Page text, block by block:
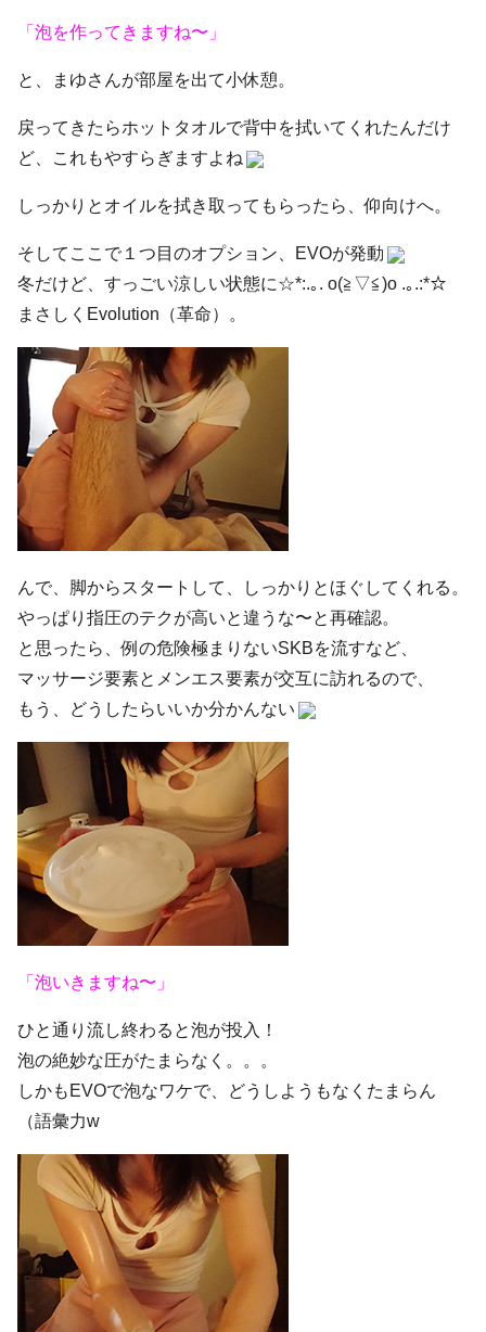
「泡を作ってきますね〜」
と、まゆさんが部屋を出て小休憩。
戻ってきたらホットタオルで背中を拭いてくれたんだけ
ど、これもやすらぎますよね
しっかりとオイルを拭き取ってもらったら、仰向けへ。
そしてここで１つ目のオプション、EVOが発動
冬だけど、すっごい涼しい状態に☆*:.｡. o(≧▽≦)o .｡.:*☆
まさしくEvolution（革命）。
んで、脚からスタートして、しっかりとほぐしてくれる。
やっぱり指圧のテクが高いと違うな〜と再確認。
と思ったら、例の危険極まりないSKBを流すなど、
マッサージ要素とメンエス要素が交互に訪れるので、
もう、どうしたらいいか分かんない
「泡いきますね〜」
ひと通り流し終わると泡が投入！
泡の絶妙な圧がたまらなく。。。
しかもEVOで泡なワケで、どうしようもなくたまらん
（語彙力w